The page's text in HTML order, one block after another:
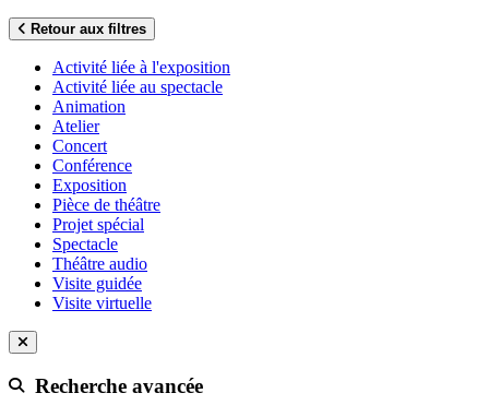
Retour aux filtres
Activité liée à l'exposition
Activité liée au spectacle
Animation
Atelier
Concert
Conférence
Exposition
Pièce de théâtre
Projet spécial
Spectacle
Théâtre audio
Visite guidée
Visite virtuelle
Recherche avancée